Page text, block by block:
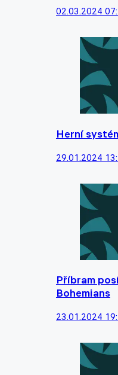
02.03.2024
Herní
29.01.2024
Příbram
Bohemians
23.01.2024